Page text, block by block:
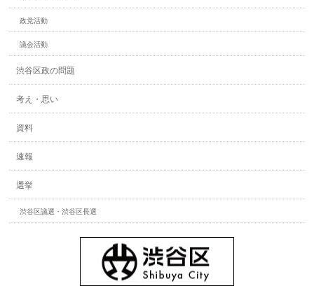
政党活動
議会活動
渋谷区政の問題
考え・思い
資料
速報
選挙
渋谷区議選・渋谷区長選